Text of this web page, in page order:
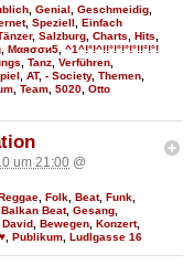
Genial Geschmeidig
, Speziell
Einfach
, Salzburg Charts Hits
Мαяσσи5 ^1^!°!^!!°!°!°!°!!°!°!
Tanz Verführen
AT, - Society, Themen
Team 5020 Otto
um 21:00 @
Reggae, Folk, Beat, Funk,
Balkan Beat, Gesang,
David, Bewegen, Konzert,
, Publikum, Ludlgasse 16